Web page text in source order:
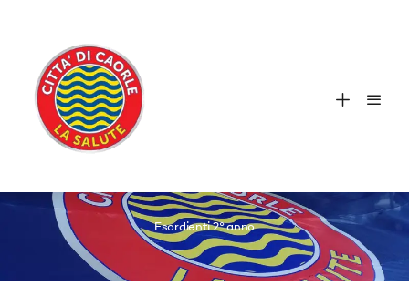
Esordienti 2° anno